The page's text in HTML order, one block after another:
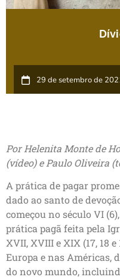
29 de setembro de
Por Helenita Monte de
(vídeo) e Paulo Oliveira
A prática de pagar
dado ao santo de
começou no século VI
prática pagã feita pela
XVII, XVIII e XIX (17, 18
Europa e nas Américas,
do novo mundo,